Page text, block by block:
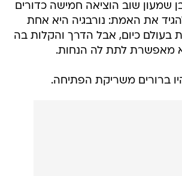
שמעון שוב הוציאה חמישה כדורים
את האמת: נורבגיה היא אחת
בעולם כיום, אבל הדרך והקלות בה
מאפשרת לתת לה הנחות.
ברורים משריקת הפתיחה.